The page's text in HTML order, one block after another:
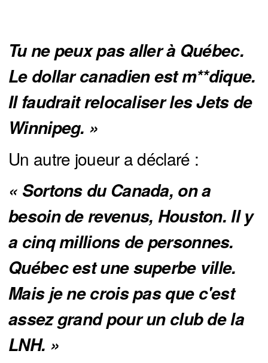
Tu ne peux pas aller à Québec.
Le dollar canadien est m**dique.
Il faudrait relocaliser les Jets de
Winnipeg. »
Un autre joueur a déclaré :
« Sortons du Canada, on a
besoin de revenus, Houston. Il y
a cinq millions de personnes.
Québec est une superbe ville.
Mais je ne crois pas que c'est
assez grand pour un club de la
LNH. »